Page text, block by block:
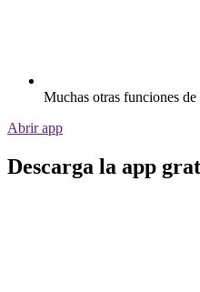
Muchas otras funciones de
Abrir app
Descarga la app